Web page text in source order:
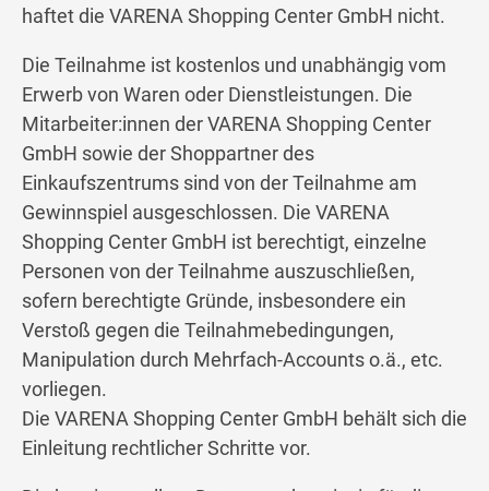
haftet die VARENA Shopping Center GmbH nicht.
Die Teilnahme ist kostenlos und unabhängig vom
Erwerb von Waren oder Dienstleistungen. Die
Mitarbeiter:innen der VARENA Shopping Center
GmbH sowie der Shoppartner des
Einkaufszentrums sind von der Teilnahme am
Gewinnspiel ausgeschlossen. Die VARENA
Shopping Center GmbH ist berechtigt, einzelne
Personen von der Teilnahme auszuschließen,
sofern berechtigte Gründe, insbesondere ein
Verstoß gegen die Teilnahmebedingungen,
Manipulation durch Mehrfach-Accounts o.ä., etc.
vorliegen.
Die VARENA Shopping Center GmbH behält sich die
Einleitung rechtlicher Schritte vor.